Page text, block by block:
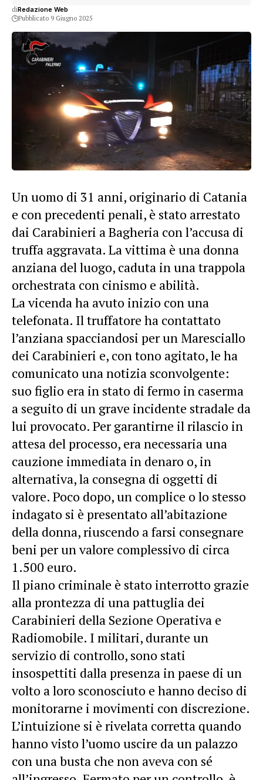
diRedazione Web
Pubblicato 9 Giugno 2025
Un uomo di 31 anni, originario di Catania
e con precedenti penali, è stato arrestato
dai Carabinieri a Bagheria con l’accusa di
truffa aggravata. La vittima è una donna
anziana del luogo, caduta in una trappola
orchestrata con cinismo e abilità.
La vicenda ha avuto inizio con una
telefonata. Il truffatore ha contattato
l’anziana spacciandosi per un Maresciallo
dei Carabinieri e, con tono agitato, le ha
comunicato una notizia sconvolgente:
suo figlio era in stato di fermo in caserma
a seguito di un grave incidente stradale da
lui provocato. Per garantirne il rilascio in
attesa del processo, era necessaria una
cauzione immediata in denaro o, in
alternativa, la consegna di oggetti di
valore. Poco dopo, un complice o lo stesso
indagato si è presentato all’abitazione
della donna, riuscendo a farsi consegnare
beni per un valore complessivo di circa
1.500 euro.
Il piano criminale è stato interrotto grazie
alla prontezza di una pattuglia dei
Carabinieri della Sezione Operativa e
Radiomobile. I militari, durante un
servizio di controllo, sono stati
insospettiti dalla presenza in paese di un
volto a loro sconosciuto e hanno deciso di
monitorarne i movimenti con discrezione.
L’intuizione si è rivelata corretta quando
hanno visto l’uomo uscire da un palazzo
con una busta che non aveva con sé